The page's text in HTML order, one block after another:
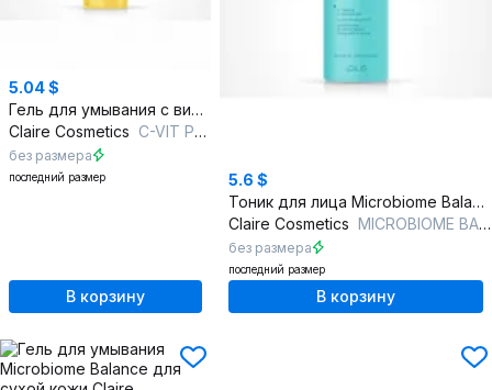
5.04 $
Гель для умывания с витамином C и аллантоином
Claire Cosmetics C-VIT PRO Мягкий очищающий гель для умывания
без размера
последний размер
В корзину
5.6 $
Тоник для лица Microbiome Balance с увлажнением
Claire Cosmetics MICROBIOME BALANCE Балансирующий тоник
без размера
последний размер
В корзину